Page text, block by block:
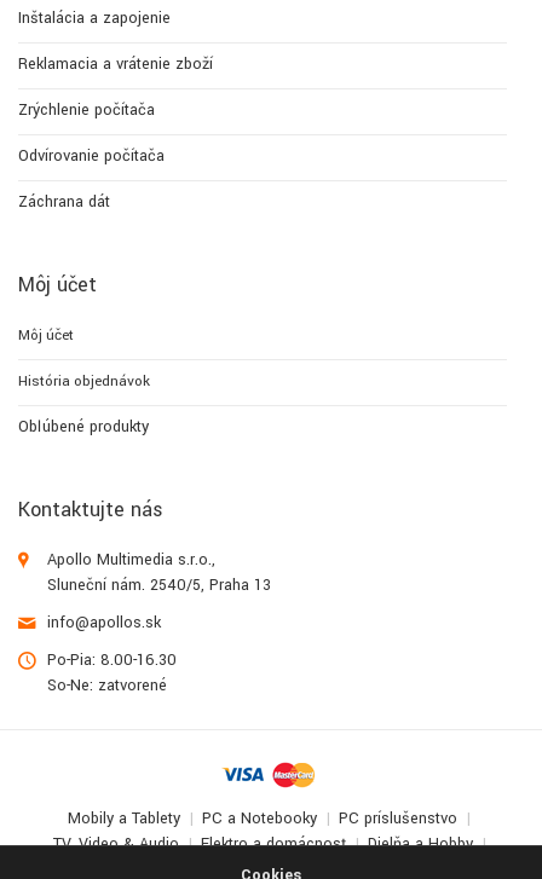
Inštalácia a zapojenie
Reklamacia a vrátenie zboží
Zrýchlenie počítača
Odvírovanie počítača
Záchrana dát
Môj účet
Môj účet
História objednávok
Obľúbené produkty
Kontaktujte nás
Apollo Multimedia s.r.o.,
Sluneční nám. 2540/5, Praha 13
info@apollos.sk
Po-Pia: 8.00-16.30
So-Ne: zatvorené
Mobily a Tablety PC a Notebooky
PC príslušenstvo
TV, Video & Audio
Elektro a domácnosť
Dielňa a Hobby
Deti a zábava